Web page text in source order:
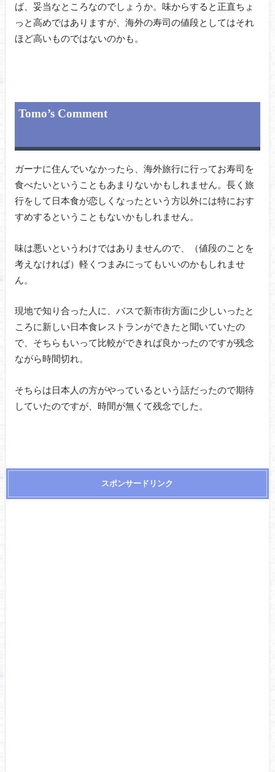
ば、妥当なところなのでしょうか。味からすると正直ちょ
っと高めではありますが、海外の寿司の値段としてはそれ
ほど高いものではないのかも。
Tomo’s Comment
ガーナに住んでいなかったら、海外旅行に行ってお寿司を
食べたいということもあまりないかもしれません。長く旅
行をして日本食が恋しくなったという方以外には特におす
すめするということもないかもしれません。
味は悪いというわけではありませんので、（値段のことを
考えなければ）軽くつまみにってもいいのかもしれませ
ん。
現地で知り合った人に、バスで新市街方面に少しいったと
ころに新しい日本食レストランができたと聞いていたの
で、そちらもいって比較ができれば良かったのですが残念
ながら時間切れ。
そちらは日本人の方がやっているという話だったので期待
していたのですが、時間が無くて残念でした。
スポンサードリンク